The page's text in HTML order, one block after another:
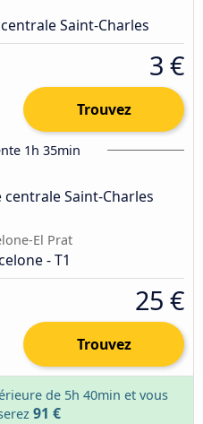
Saint-Charles
3 €
Trouvez
1h 35min
Saint-Charles
El Prat
- T1
25 €
Trouvez
de 5h 40min et vous
91 €